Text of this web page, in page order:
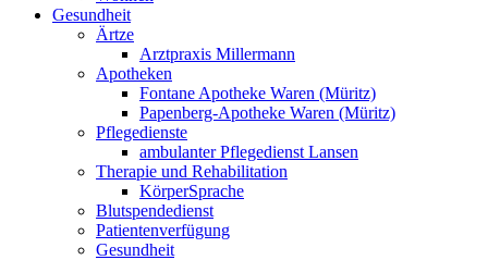
Gesundheit
Ärtze
Arztpraxis Millermann
Apotheken
Fontane Apotheke Waren (Müritz)
Papenberg-Apotheke Waren (Müritz)
Pflegedienste
ambulanter Pflegedienst Lansen
Therapie und Rehabilitation
KörperSprache
Blutspendedienst
Patientenverfügung
Gesundheit